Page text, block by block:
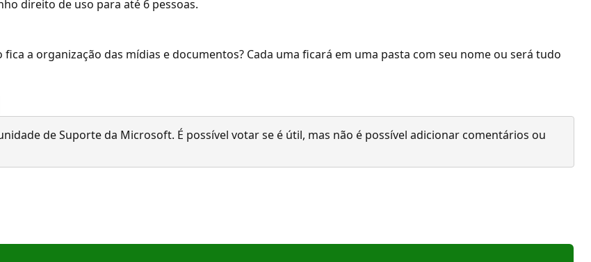
direito de uso para até 6 pessoas.
a organização das mídias e documentos? Cada uma ficará em uma pasta com seu nome ou será tudo
de Suporte da Microsoft. É possível votar se é útil, mas não é possível adicionar comentários ou